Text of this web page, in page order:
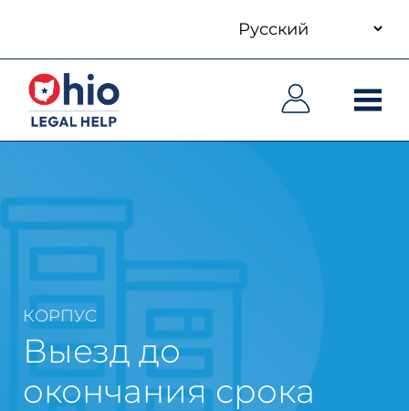
main
content
language
Основная
навигация
Основная
навигация
КОРПУС
Выезд до
окончания срока